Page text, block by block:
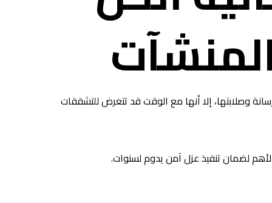
وصلابتها، إلا أنها مع الوقت قد تتعرض للتشققات
لضمان تنفيذ عزل آمن يدوم لسنوات.